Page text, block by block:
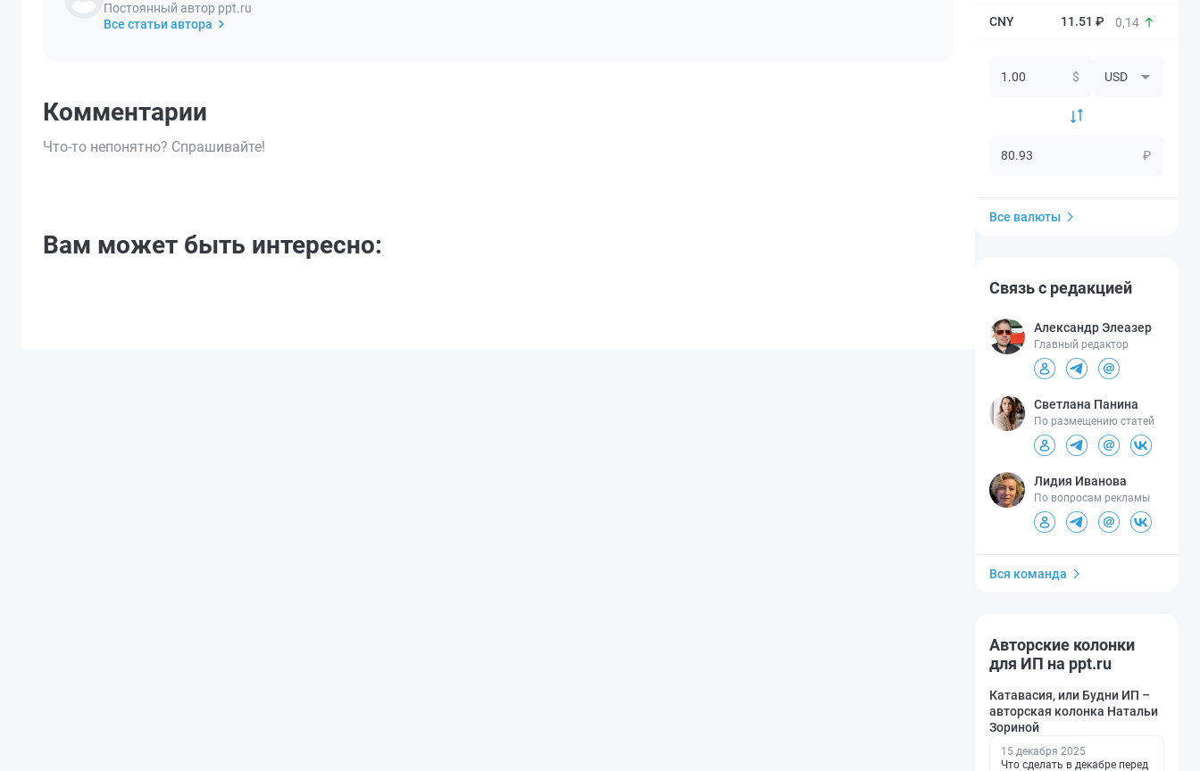
Постоянный автор ppt.ru
Все статьи автора
Комментарии
Что-то непонятно? Спрашивайте!
Вам может быть интересно:
11.51 ₽ 0,14
$
₽
Все валюты
Связь с редакцией
Александр Элеазер
Главный редактор
Светлана Панина
По размещению статей
Лидия Иванова
По вопросам рекламы
Вся команда
Авторские колонки
для ИП на ppt.ru
Катавасия, или Будни ИП –
авторская колонка Натальи
Зориной
15 декабря 2025
Что сделать в декабре перед